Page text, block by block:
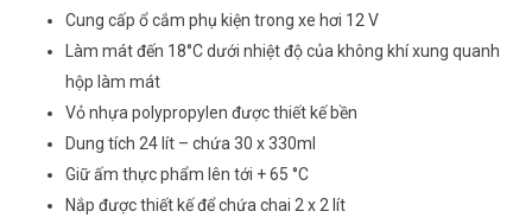
Cung cấp ổ cắm phụ kiện trong xe hơi 12 V
Làm mát đến 18°C dưới nhiệt độ của không khí xung quanh
hộp làm mát
Vỏ nhựa polypropylen được thiết kế bền
Dung tích 24 lít – chứa 30 x 330ml
Giữ ấm thực phẩm lên tới + 65 °C
Nắp được thiết kế để chứa chai 2 x 2 lít